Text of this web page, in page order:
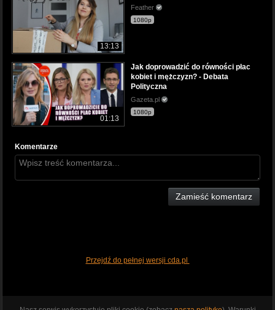
13:13
Feather
1080p
01:13
Jak doprowadzić do równości płac
kobiet i mężczyzn? - Debata
Polityczna
Gazeta.pl
1080p
Komentarze
Zamieść komentarz
Przejdź do pełnej wersji cda.pl